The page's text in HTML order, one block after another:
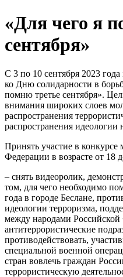
«Для чего я
сентября»
С 3 по 10 сентября 2023
ко Дню солидарности в
помню третье сентября».
внимания широких слоев
распространения
распространения идеологии
Принять участие в конкурсе
Федерации в возрасте от 18
– снять видеоролик,
том, для чего необходимо
года в городе Беслане,
идеологии терроризма,
между народами
антитеррористические
противодействовать,
специальной военной
стран вовлечь граждан
террористическую